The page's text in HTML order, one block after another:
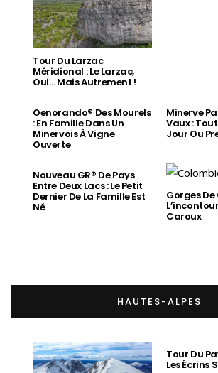
Tour Du Larzac
Méridional : Le Larzac,
Oui… Mais Autrement !
Oenorando® Des Mourels
: En Famille Dans Un
Minervois À Vigne
Ouverte
Minerve
Vaux :
Jour Ou
Nouveau GR® De Pays
Entre Deux Lacs : Le Petit
Dernier De La Famille Est
Né
Gorges
Caroux
HAUTES-ALPES
Tour Du
Les Écrins